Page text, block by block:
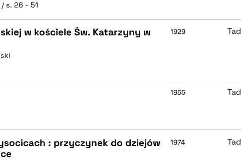
s. 26 - 51
w kościele Św. Katarzyny w
1929
1955
: przyczynek do dziejów
1974